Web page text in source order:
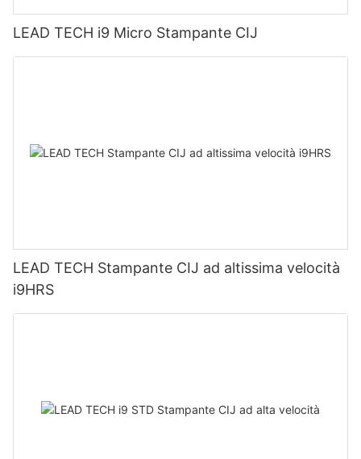
LEAD TECH i9 Micro Stampante CIJ
LEAD TECH Stampante CIJ ad altissima velocità
i9HRS